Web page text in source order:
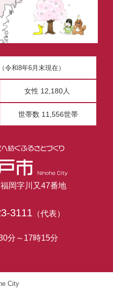
令和8年6月末現在）
女性 12,180人
世帯数 11,556世帯
岡字川又47番地
3111 （代表）
分～17時15分
City